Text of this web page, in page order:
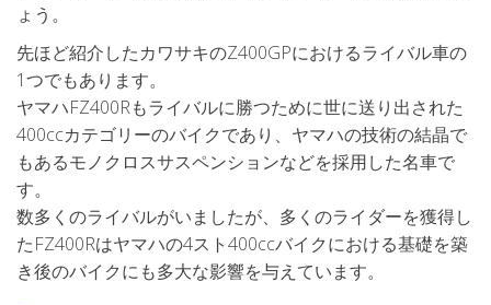
ょう。
先ほど紹介したカワサキのZ400GPにおけるライバル車の
1つでもあります。
ヤマハFZ400Rもライバルに勝つために世に送り出された
400ccカテゴリーのバイクであり、ヤマハの技術の結晶で
もあるモノクロスサスペンションなどを採用した名車で
す。
数多くのライバルがいましたが、多くのライダーを獲得し
たFZ400Rはヤマハの4スト400ccバイクにおける基礎を築
き後のバイクにも多大な影響を与えています。